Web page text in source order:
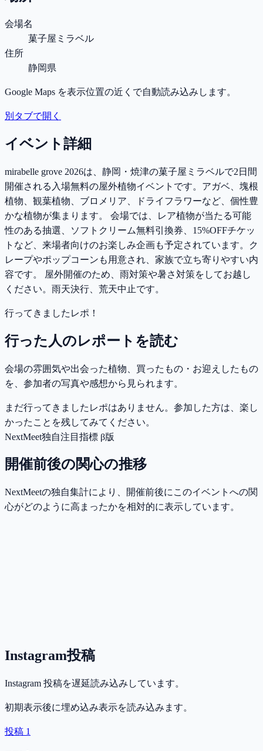
会場名
菓子屋ミラベル
住所
静岡県
Google Maps を表示位置の近くで自動読み込みします。
別タブで開く
イベント詳細
mirabelle grove 2026は、静岡・焼津の菓子屋ミラベルで2日間
開催される入場無料の屋外植物イベントです。アガベ、塊根
植物、観葉植物、ブロメリア、ドライフラワーなど、個性豊
かな植物が集まります。 会場では、レア植物が当たる可能
性のある抽選、ソフトクリーム無料引換券、15%OFFチケッ
トなど、来場者向けのお楽しみ企画も予定されています。ク
レープやポップコーンも用意され、家族で立ち寄りやすい内
容です。 屋外開催のため、雨対策や暑さ対策をしてお越し
ください。雨天決行、荒天中止です。
行ってきましたレポ！
行った人のレポートを読む
会場の雰囲気や出会った植物、買ったもの・お迎えしたもの
を、参加者の写真や感想から見られます。
まだ行ってきましたレポはありません。参加した方は、楽し
かったことを残してみてください。
NextMeet独自注目指標 β版
開催前後の関心の推移
NextMeetの独自集計により、開催前後にこのイベントへの関
心がどのように高まったかを相対的に表示しています。
Instagram投稿
Instagram 投稿を遅延読み込みしています。
初期表示後に埋め込み表示を読み込みます。
投稿 1